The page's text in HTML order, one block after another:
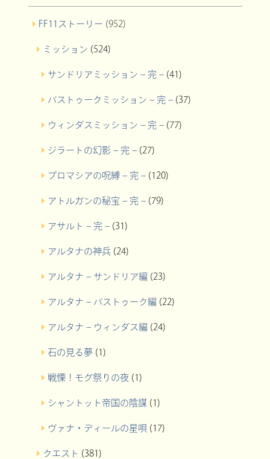
FF11ストーリー (952)
ミッション (524)
サンドリアミッション – 完 –(41)
バストゥークミッション – 完 –(37)
ウィンダスミッション – 完 –(77)
ジラートの幻影 – 完 –(27)
プロマシアの呪縛 – 完 –(120)
アトルガンの秘宝 – 完 –(79)
アサルト – 完 –(31)
アルタナの神兵(24)
アルタナ – サンドリア編 (23)
アルタナ – バストゥーク編 (22)
アルタナ – ウィンダス編 (24)
石の見る夢 (1)
戦慄！モグ祭りの夜(1)
シャントット帝国の陰謀(1)
ヴァナ・ディールの星唄 (17)
クエスト (381)